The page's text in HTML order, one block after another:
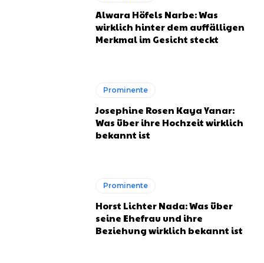
Alwara Höfels Narbe: Was
wirklich hinter dem auffälligen
Merkmal im Gesicht steckt
Prominente
Josephine Rosen Kaya Yanar:
Was über ihre Hochzeit wirklich
bekannt ist
Prominente
Horst Lichter Nada: Was über
seine Ehefrau und ihre
Beziehung wirklich bekannt ist